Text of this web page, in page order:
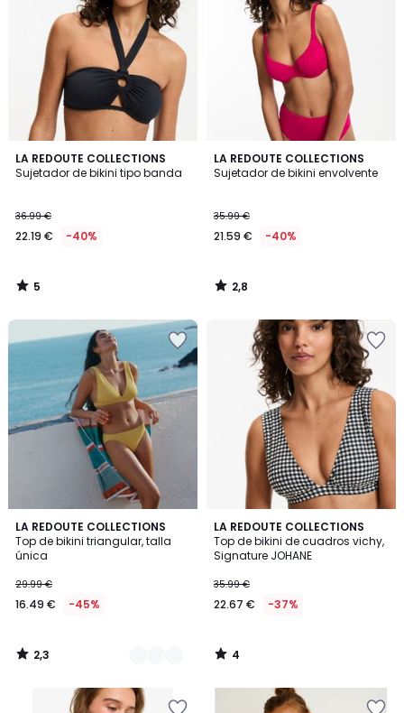
LA REDOUTE COLLECTIONS
Sujetador de bikini tipo banda
36.99 €
22.19 € -40%
5
/
5
/
LA REDOUTE COLLECTIONS
Sujetador de bikini envolvente
35.99 €
21.59 € -40%
2,8
/ 5
2,8
/
LA REDOUTE COLLECTIONS
Top de bikini triangular, talla
única
29.99 €
16.49 € -45%
2,3
/ 5
3
Colores
2,3
/
LA REDOUTE COLLECTIONS
Top de bikini de cuadros vichy,
Signature JOHANE
35.99 €
22.67 € -37%
4
/
5
4
/